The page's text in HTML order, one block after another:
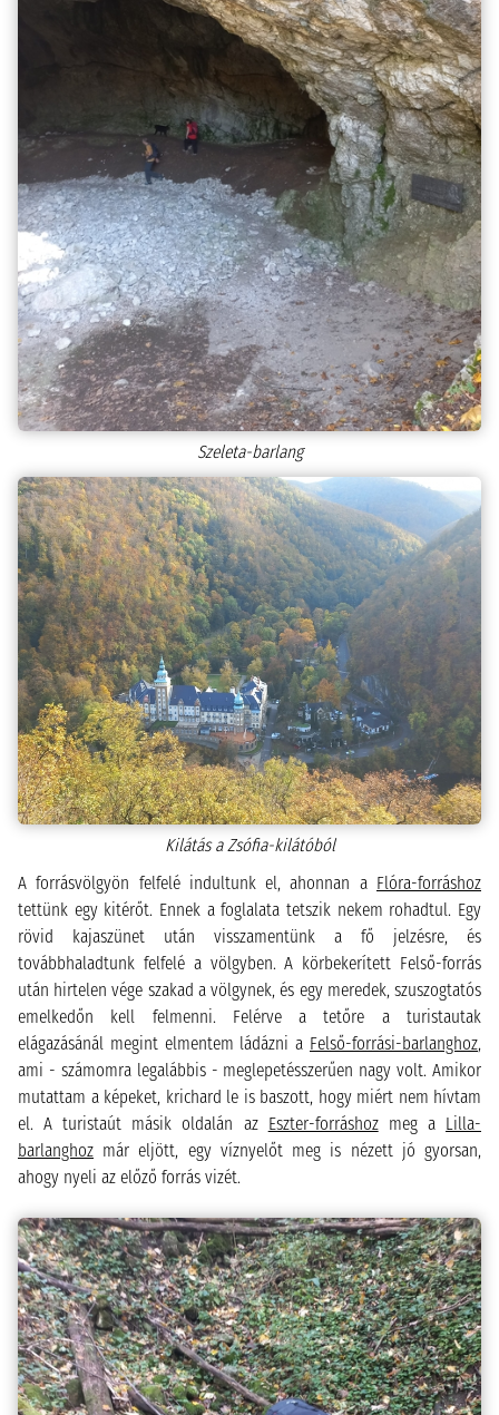
Szeleta-barlang
Kilátás a Zsófia-kilátóból
A forrásvölgyön felfelé indultunk el, ahonnan a Flóra-forráshoz
tettünk egy kitérőt. Ennek a foglalata tetszik nekem rohadtul. Egy
rövid kajaszünet után visszamentünk a fő jelzésre, és
továbbhaladtunk felfelé a völgyben. A körbekerített Felső-forrás
után hirtelen vége szakad a völgynek, és egy meredek, szuszogtatós
emelkedőn kell felmenni. Felérve a tetőre a turistautak
elágazásánál megint elmentem ládázni a Felső-forrási-barlanghoz,
ami - számomra legalábbis - meglepetésszerűen nagy volt. Amikor
mutattam a képeket, krichard le is baszott, hogy miért nem hívtam
el. A turistaút másik oldalán az Eszter-forráshozmeg a Lilla-
barlanghoz már eljött, egy víznyelőt meg is nézett jó gyorsan,
ahogy nyeli az előző forrás vizét.